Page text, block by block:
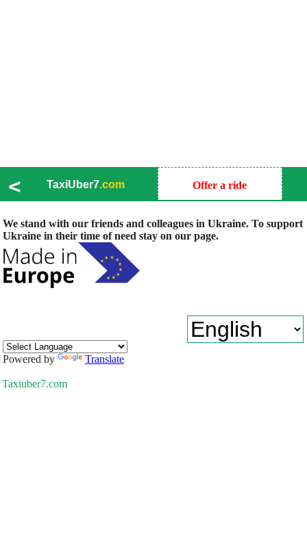
< TaxiUber7.com Offer a ride
We stand with our friends and colleagues in Ukraine. To support
Ukraine in their time of need stay on our page.
Powered by Translate
Taxiuber7.com